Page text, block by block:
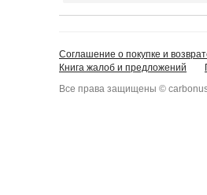
Соглашение о покупке и
Книга жалоб и предложений
Все права защищены ©